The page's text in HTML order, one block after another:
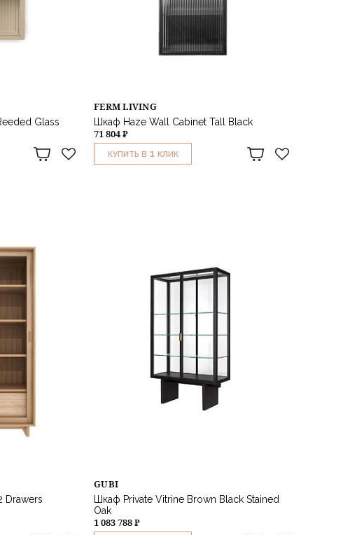
Glass
FERM LIVING
Шкаф Haze Wall Cabinet Tall Black
71 804 ₽
КУПИТЬ В 1 КЛИК
Drawers
GUBI
Шкаф Private Vitrine Brown Black Stained
Oak
1 083 788 ₽